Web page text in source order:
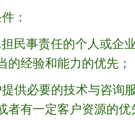
：
民事责任的个人或企
的经验和能力的优先；
供必要的技术与咨询
者有一定客户资源的优